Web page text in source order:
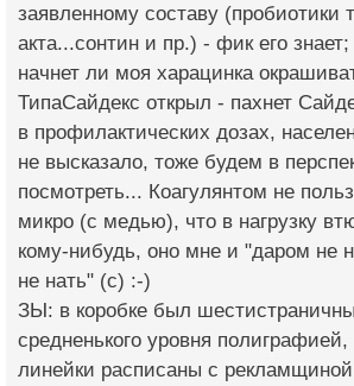
заявленному составу (пробиотики
акта...сонтин и пр.) - фик его
начнет ли моя харацинка
ТипаСайдекс открыл - пахнет
в профилактических дозах,
не высказало, тоже будем в
посмотреть... Коагулянтом не
микро (с медью), что в нагрузку
кому-нибудь, оно мне и "даром не
не нать" (с) :-)
ЗЫ: в коробке был
средненького уровня
линейки расписаны с